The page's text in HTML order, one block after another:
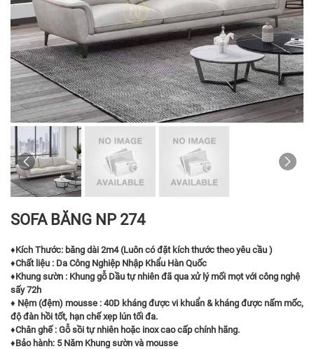
SOFA BĂNG NP 274
♦Kích Thước: băng dài 2m4 (Luôn có đặt kích thước theo yêu cầu )
♦Chất liệu : Da Công Nghiệp Nhập Khẩu Hàn Quốc
♦Khung sườn : Khung gỗ Dầu tự nhiên đã qua xử lý mối mọt với công nghệ
sấy 72h
♦ Nệm (đệm) mousse : 40D kháng được vi khuẩn & kháng được nấm mốc,
độ đàn hồi tốt, hạn chế xẹp lún tối đa.
♦Chân ghế : Gỗ sồi tự nhiên hoặc inox cao cấp chính hãng.
♦Bảo hành: 5 Năm Khung sườn và mousse